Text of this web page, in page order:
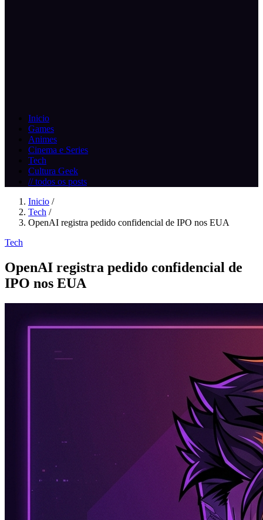
Inicio
Games
Animes
Cinema e Series
Tech
Cultura Geek
// todos os posts
Inicio /
Tech /
OpenAI registra pedido confidencial de IPO nos EUA
Tech
OpenAI registra pedido confidencial de
IPO nos EUA